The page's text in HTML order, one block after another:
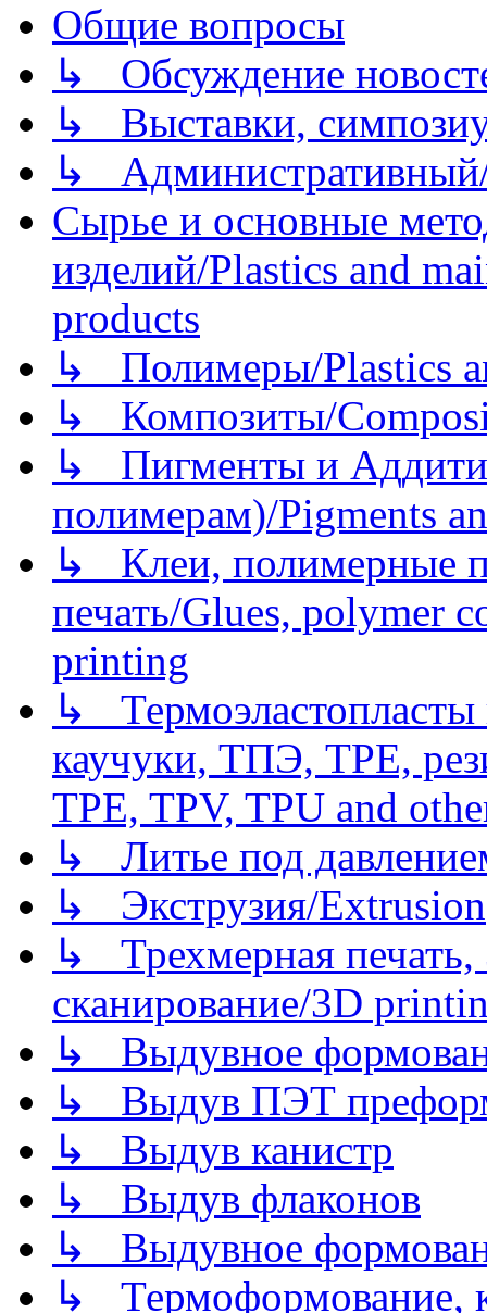
Общие вопросы
↳ Обсуждение
↳ Выставки,
↳
Сырье и основные
изделий/Plastics and
products
↳ Полимеры/Plastics
↳ Композиты/
↳ Пигменты и
полимерам)/Pigments
↳ Клеи, полимерные
печать/Glues, polymer
printing
↳
каучуки, ТПЭ, TPE,
TPE, TPV, TPU and
↳ Литье под
↳ Экструзия/Extrusion
↳ Трехмерная
сканирование/3D
↳ Выдувное
↳ Выдув ПЭТ
↳ Выдув канистр
↳ Выдув флаконов
↳ Выдувное
↳ Термоформование,